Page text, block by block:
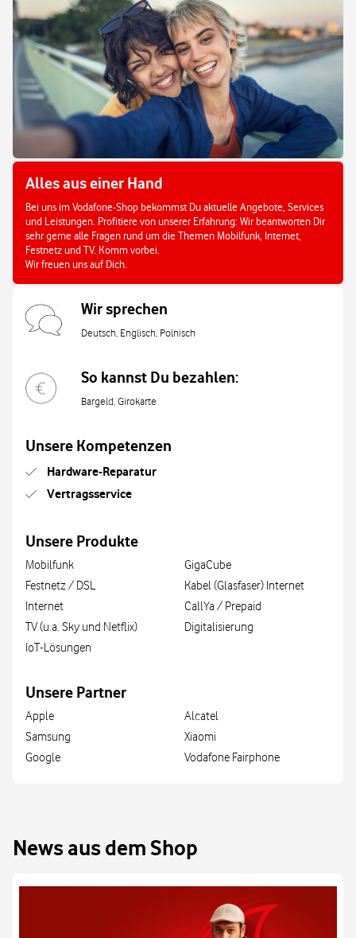
Alles aus einer Hand
Bei uns im Vodafone-Shop bekommst Du aktuelle Angebote, Services
und Leistungen. Profitiere von unserer Erfahrung: Wir beantworten Dir
sehr gerne alle Fragen rund um die Themen Mobilfunk, Internet,
Festnetz und TV. Komm vorbei.
Wir freuen uns auf Dich.
Wir sprechen
Deutsch, Englisch, Polnisch
So kannst Du bezahlen:
Bargeld, Girokarte
Unsere Kompetenzen
Hardware-Reparatur
Vertragsservice
Unsere Produkte
Mobilfunk
Festnetz / DSL
Internet
TV (u.a. Sky und Netflix)
IoT-Lösungen
GigaCube
Kabel (Glasfaser) Internet
CallYa / Prepaid
Digitalisierung
Unsere Partner
Apple
Samsung
Google
Alcatel
Xiaomi
Vodafone Fairphone
News aus dem Shop